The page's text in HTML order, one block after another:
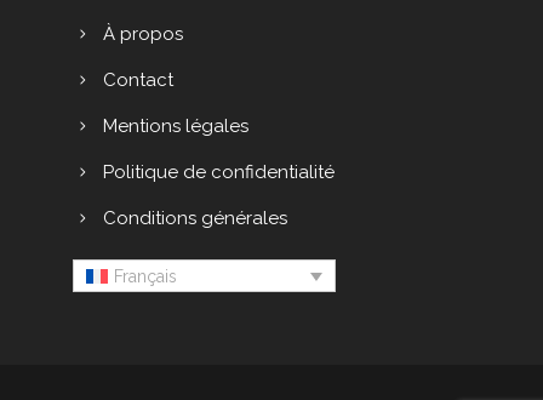
À propos
Contact
Mentions légales
Politique de confidentialité
Conditions générales
Français